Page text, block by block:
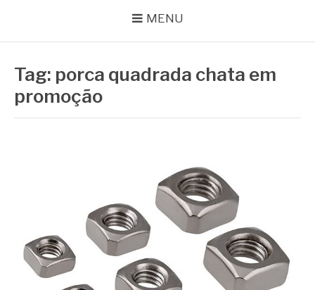
MENU
Tag: porca quadrada chata em
promoção